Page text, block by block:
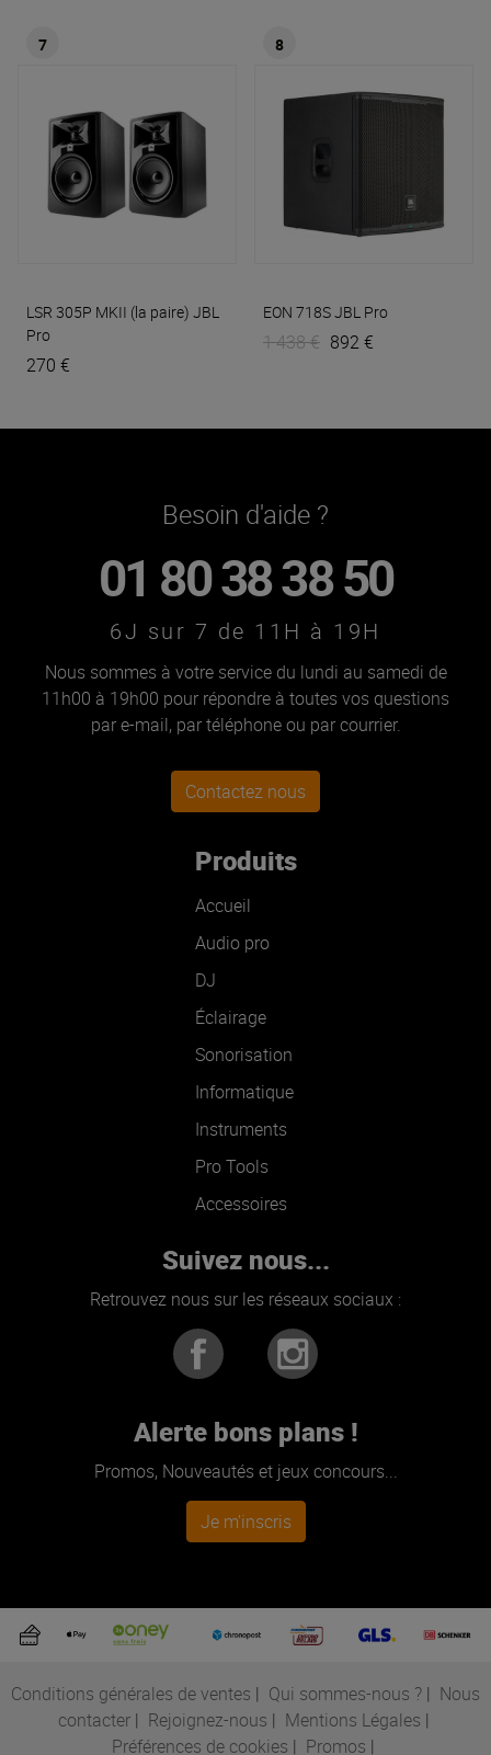
7
LSR 305P MKII (la paire) JBL
Pro
270 €
8
EON 718SJBL Pro
1 438 € 892 €
Besoin d'aide ?
01 80 38 38 50
6J sur 7 de 11H à 19H
Nous sommes à votre service du lundi au samedi de
11h00 à 19h00 pour répondre à toutes vos questions
par e-mail, par téléphone ou par courrier.
Contactez nous
Produits
Accueil
Audio pro
DJ
Éclairage
Sonorisation
Informatique
Instruments
Pro Tools
Accessoires
Suivez nous...
Retrouvez nous sur les réseaux sociaux :
Alerte bons plans !
Promos, Nouveautés et jeux concours...
Je m'inscris
Conditions générales de ventes | Qui sommes-nous ? | Nous
contacter| Rejoignez-nous | Mentions Légales |
Préférences de cookies | Promos |